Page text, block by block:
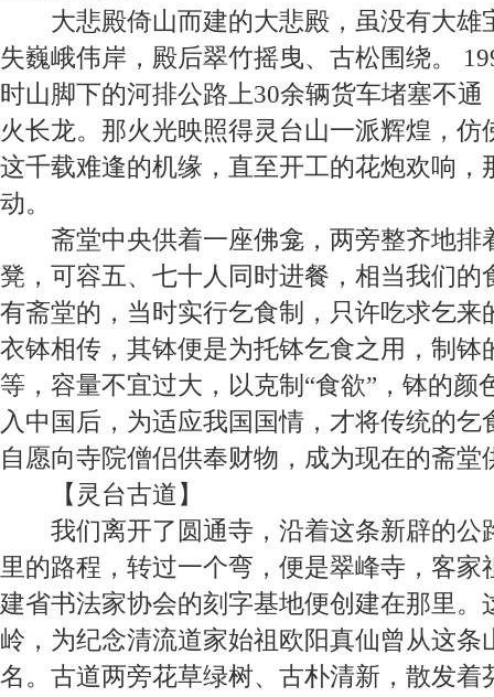
大悲殿倚山而建的大悲殿，虽没有大雄
失巍峨伟岸，殿后翠竹摇曳、古松围绕。
时山脚下的河排公路上30余辆货车堵塞不通
火长龙。那火光映照得灵台山一派辉煌，仿
这千载难逢的机缘，直至开工的花炮欢响，
动。
斋堂中央供着一座佛龛，两旁整齐地排
凳，可容五、七十人同时进餐，相当我们的
有斋堂的，当时实行乞食制，只许吃求乞来
衣钵相传，其钵便是为托钵乞食之用，制钵
等，容量不宜过大，以克制“食欲”，钵的颜
入中国后，为适应我国国情，才将传统的乞
自愿向寺院僧侣供奉财物，成为现在的斋堂
【 灵台古道】
我们离开了圆通寺，沿着这条新辟的公
里的路程，转过一个弯，便是翠峰寺，客
建省书法家协会的刻字基地便创建在那里。
岭，为纪念清流道家始祖欧阳真仙曾从这条
名。古道两旁花草绿树、古朴清新，散发着